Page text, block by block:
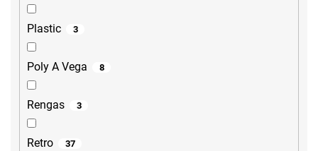
Plastic 3
Poly A Vega 8
Rengas 3
Retro 37